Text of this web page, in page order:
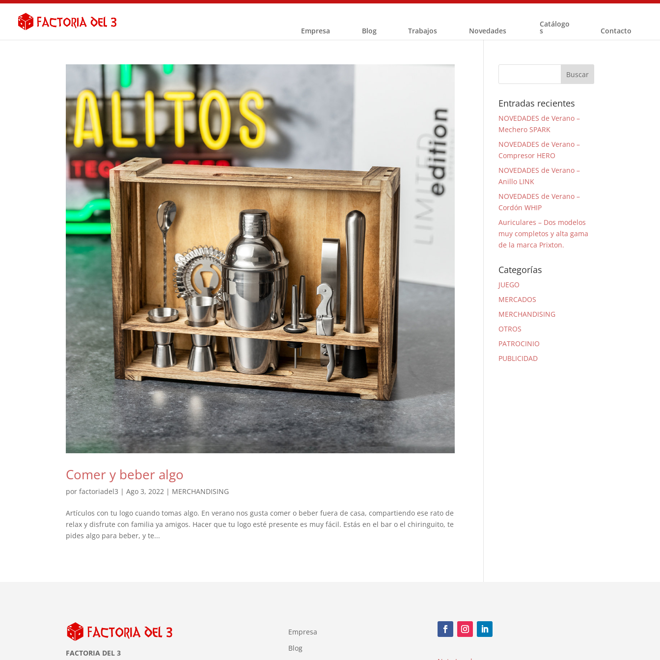
Empresa Blog Trabajos Novedades
Catálogo
s Contacto
Comer y beber algo
porfactoriadel3 |Ago 3, 2022 | MERCHANDISING
Artículos con tu logo cuando tomas algo. En verano nos gusta comer o beber fuera de casa, compartiendo ese rato de
relax y disfrute con familia ya amigos. Hacer que tu logo esté presente es muy fácil. Estás en el bar o el chiringuito, te
pides algo para beber, y te...
Entradas recientes
NOVEDADES de Verano –
Mechero SPARK
NOVEDADES de Verano –
Compresor HERO
NOVEDADES de Verano –
Anillo LINK
NOVEDADES de Verano –
Cordón WHIP
Auriculares – Dos modelos
muy completos y alta gama
de la marca Prixton.
Categorías
JUEGO
MERCADOS
MERCHANDISING
OTROS
PATROCINIO
PUBLICIDAD
FACTORIA DEL 3
Empresa
Blog